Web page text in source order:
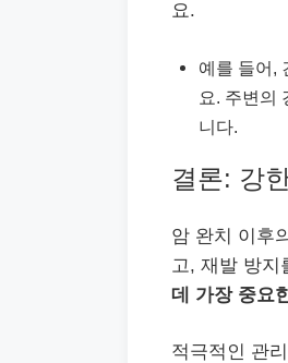
요.
예를 들어,
요. 주변의
니다.
결론: 강
암 완치 이후
고, 재발 방지
데 가장 중요
적극적인 관